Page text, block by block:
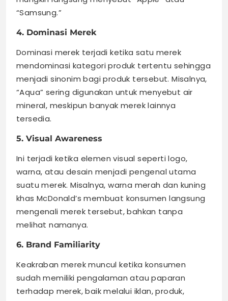
“Samsung.”
4. Dominasi Merek
Dominasi merek terjadi ketika satu merek
mendominasi kategori produk tertentu sehingga
menjadi sinonim bagi produk tersebut. Misalnya,
“Aqua” sering digunakan untuk menyebut air
mineral, meskipun banyak merek lainnya
tersedia.
5. Visual Awareness
Ini terjadi ketika elemen visual seperti logo,
warna, atau desain menjadi pengenal utama
suatu merek. Misalnya, warna merah dan kuning
khas McDonald’s membuat konsumen langsung
mengenali merek tersebut, bahkan tanpa
melihat namanya.
6. Brand Familiarity
Keakraban merek muncul ketika konsumen
sudah memiliki pengalaman atau paparan
terhadap merek, baik melalui iklan, produk,